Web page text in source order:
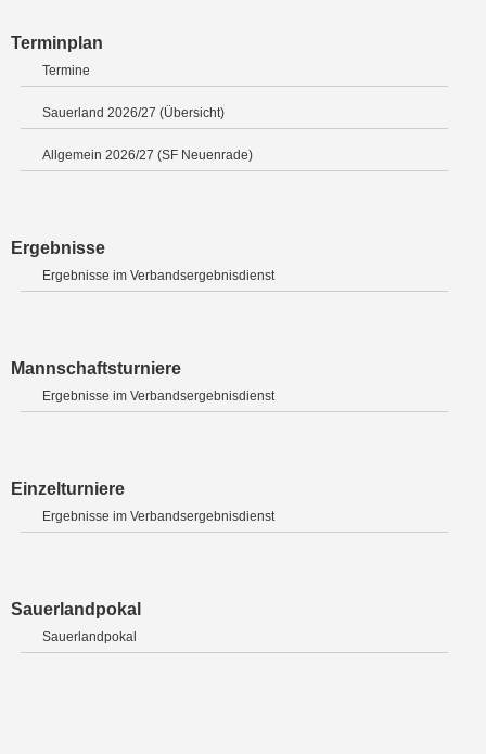
Terminplan
Termine
Sauerland 2026/27 (Übersicht)
Allgemein 2026/27 (SF Neuenrade)
Ergebnisse
Ergebnisse im Verbandsergebnisdienst
Mannschaftsturniere
Ergebnisse im Verbandsergebnisdienst
Einzelturniere
Ergebnisse im Verbandsergebnisdienst
Sauerlandpokal
Sauerlandpokal